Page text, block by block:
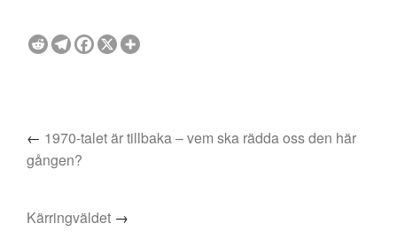
← 1970-talet är tillbaka – vem ska rädda oss den här
gången?
Kärringväldet →